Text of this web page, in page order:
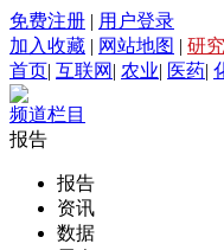
免费注册 | 用户登录
加入收藏 | 网站地图 | 研
首页| 互联网 | 农业| 医药|
频道栏目
报告
报告
资讯
数据